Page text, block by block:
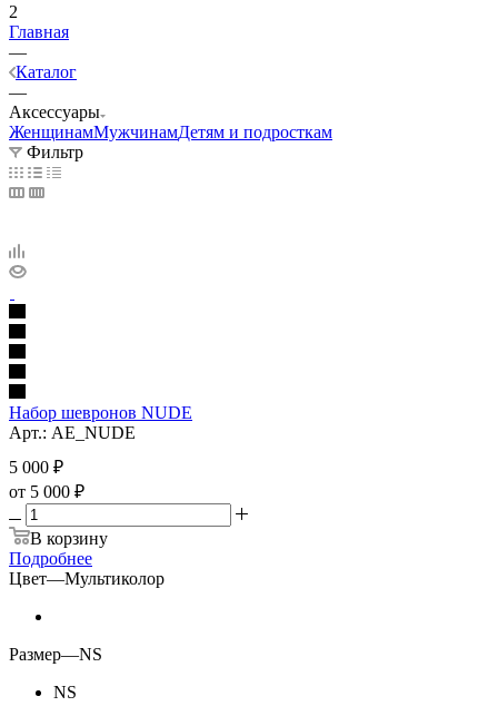
2
Главная
—
Каталог
—
Аксессуары
ЖенщинамМужчинамДетям и подросткам
Фильтр
Набор шевронов NUDE
Арт.: AE_NUDE
5 000 ₽
от 5 000 ₽
В корзину
Подробнее
Цвет—Мультиколор
Размер—NS
NS